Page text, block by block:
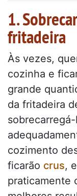
1.
fritadeira
Às vezes,
cozinha e
grande
da fritadeira
cozimento
ficarão crus,
praticamente